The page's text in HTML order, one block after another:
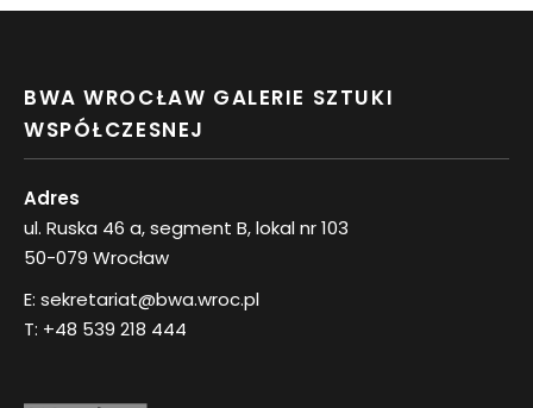
BWA WROCŁAW GALERIE SZTUKI
WSPÓŁCZESNEJ
Adres
ul. Ruska 46 a, segment B, lokal nr 103
50-079 Wrocław
E: sekretariat@bwa.wroc.pl
T: +48 539 218 444